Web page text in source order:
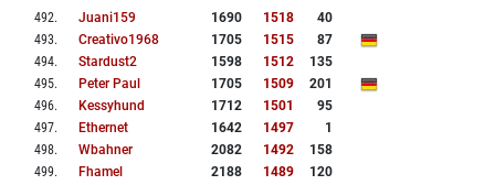
492. Juani159 1690 1518
40
493. Creativo1968 1705 1515
87
494. Stardust2 1598 1512
135
495. Peter Paul 1705 1509
201
496. Kessyhund 1712 1501
95
497. Ethernet 1642 1497
1
498. Wbahner 2082 1492
158
499. Fhamel 2188 1489
120